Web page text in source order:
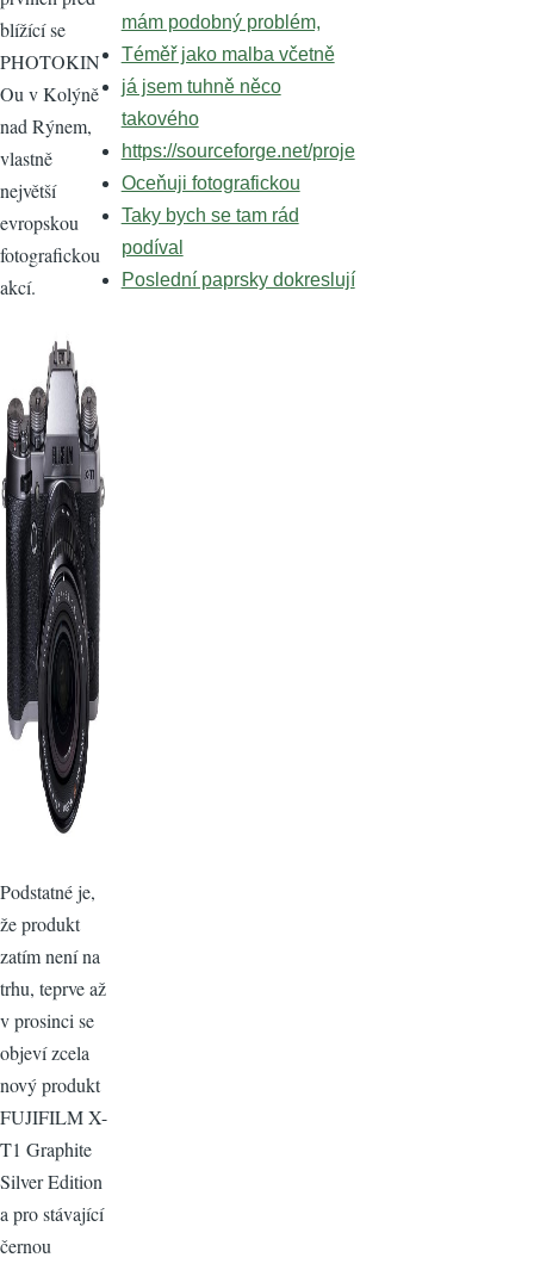
blížící se
PHOTOKIN
Ou v Kolýně
nad Rýnem,
vlastně
největší
evropskou
fotografickou
akcí.
Podstatné je,
že produkt
zatím není na
trhu, teprve až
v prosinci se
objeví zcela
nový produkt
FUJIFILM X-
T1 Graphite
Silver Edition
a pro stávající
černou
mám podobný problém,
Téměř jako malba včetně
já jsem tuhně něco
takového
https://sourceforge.net/proje
Oceňuji fotografickou
Taky bych se tam rád
podíval
Poslední paprsky dokreslují